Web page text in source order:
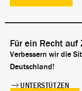
Für ein Recht auf
Verbessern wir die
Deutschland!
UNTERSTÜTZEN